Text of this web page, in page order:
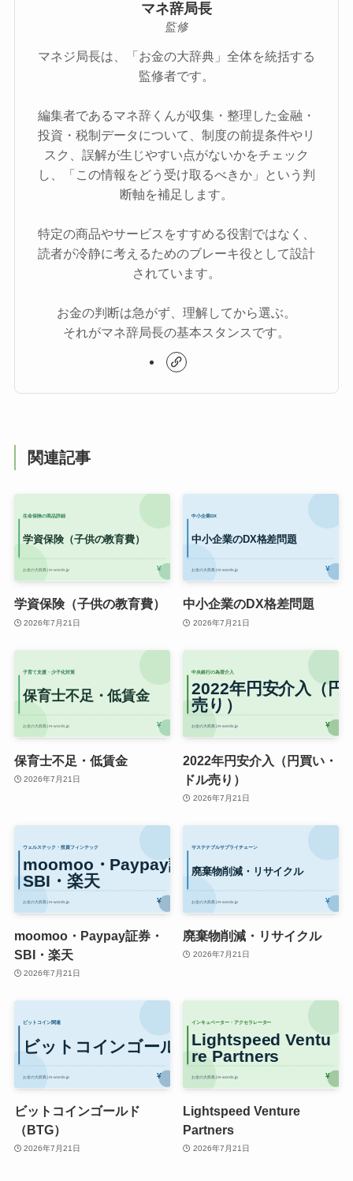
マネ辞局長
監修
マネジ局長は、「お金の大辞典」全体を統括する
監修者です。
編集者であるマネ辞くんが収集・整理した金融・
投資・税制データについて、制度の前提条件やリ
スク、誤解が生じやすい点がないかをチェック
し、「この情報をどう受け取るべきか」という判
断軸を補足します。
特定の商品やサービスをすすめる役割ではなく、
読者が冷静に考えるためのブレーキ役として設計
されています。
お金の判断は急がず、理解してから選ぶ。
それがマネ辞局長の基本スタンスです。
関連記事
学資保険（子供の教育費）
2026年7月21日
中小企業のDX格差問題
2026年7月21日
保育士不足・低賃金
2026年7月21日
2022年円安介入（円買い・
ドル売り）
2026年7月21日
moomoo・Paypay証券・
SBI・楽天
2026年7月21日
廃棄物削減・リサイクル
2026年7月21日
ビットコインゴールド
（BTG）
2026年7月21日
Lightspeed Venture
Partners
2026年7月21日